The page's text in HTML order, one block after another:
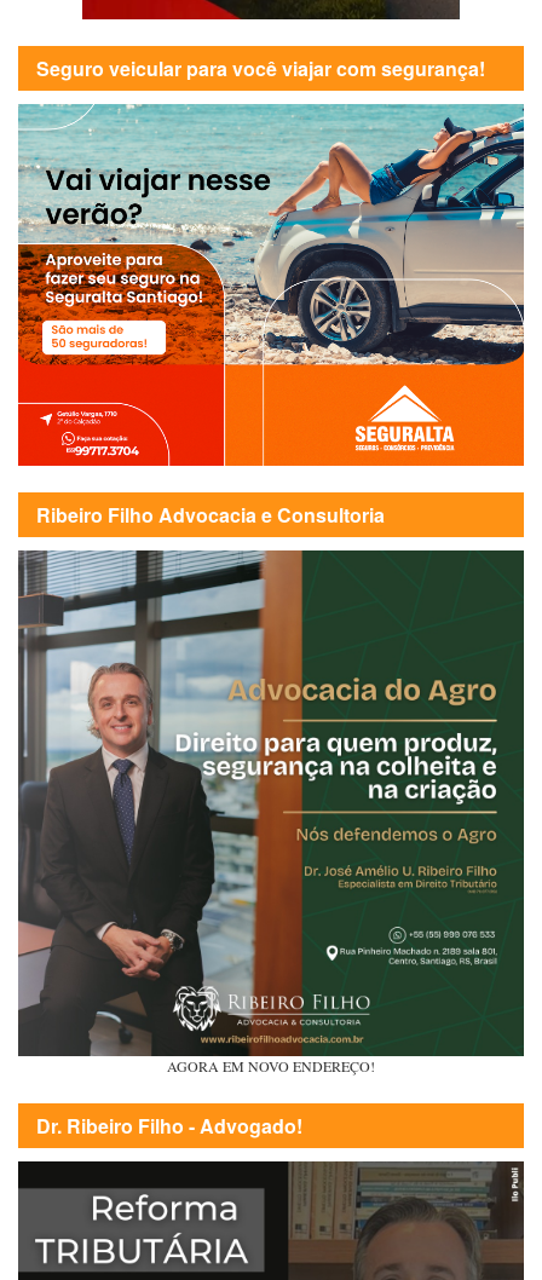
Seguro veicular para você viajar com segurança!
Ribeiro Filho Advocacia e Consultoria
AGORA EM NOVO ENDEREÇO!
Dr. Ribeiro Filho - Advogado!